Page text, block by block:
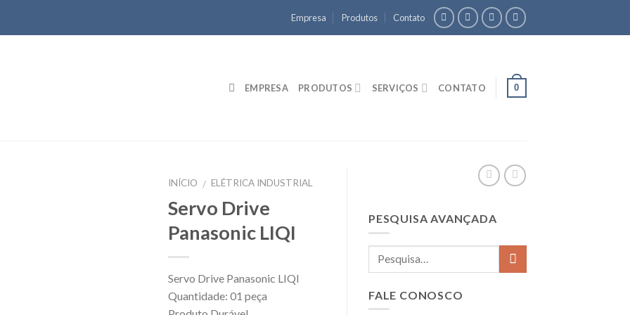
Empresa Produtos Contato
EMPRESA PRODUTOS SERVIÇOS CONTATO 0
INÍCIO / ELÉTRICA INDUSTRIAL
Servo Drive
Panasonic LIQI
Servo Drive Panasonic LIQI
Quantidade: 01 peça
PESQUISA AVANÇADA
FALE CONOSCO